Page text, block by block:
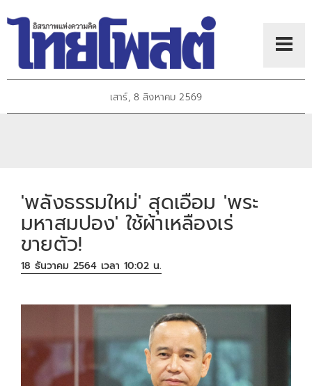
เสาร์, 8 สิงหาคม 2569
'พลังธรรมใหม่' สุดเอือม 'พระ
มหาสมปอง' ใช้ผ้าเหลืองเร่
ขายตัว!
18 ธันวาคม 2564 เวลา 10:02 น.